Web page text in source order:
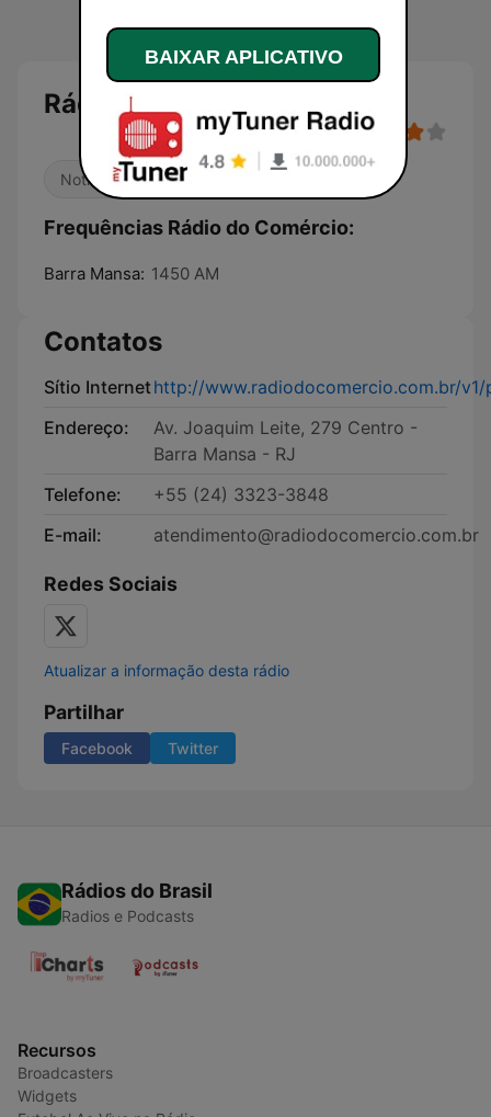
Rádio do Comércio
Notícias
Frequências Rádio do Comércio:
Barra Mansa: 1450 AM
Contatos
Sítio Internethttp://www.radiodocomercio.com.br/v1/
Endereço:
Av. Joaquim Leite, 279 Centro -
Barra Mansa - RJ
Telefone:
+55 (24) 3323-3848
E-mail:
atendimento@radiodocomercio.com.br
Redes Sociais
Atualizar a informação desta rádio
Partilhar
Facebook Twitter
Rádios do Brasil
Radios e Podcasts
Recursos
Broadcasters
Widgets
BAIXAR APLICATIVO